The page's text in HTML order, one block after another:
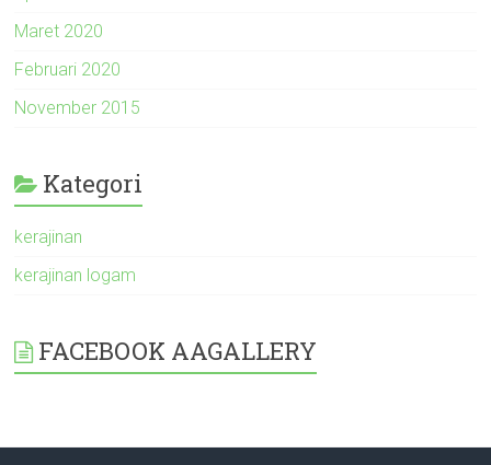
Maret 2020
Februari 2020
November 2015
Kategori
kerajinan
kerajinan logam
FACEBOOK AAGALLERY